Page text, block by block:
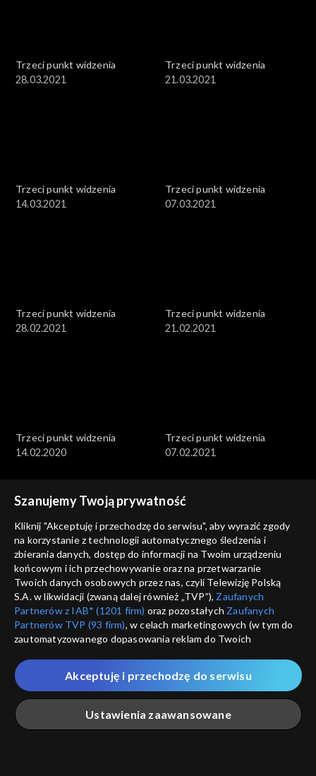
Trzeci punkt widzenia
28.03.2021
Trzeci punkt widzenia
21.03.2021
Trzeci punkt widzenia
14.03.2021
Trzeci punkt widzenia
07.03.2021
Trzeci punkt widzenia
28.02.2021
Trzeci punkt widzenia
21.02.2021
Trzeci punkt widzenia
14.02.2020
Trzeci punkt widzenia
07.02.2021
Trzeci punkt widzenia
31.01.2021
Trzeci punkt widzenia
24.01.2021
Trzeci punkt widzenia
17.01.2021
Trzeci punkt widzenia
10.01.2021
Szanujemy Twoją prywatność
Kliknij "Akceptuję i przechodzę do serwisu", aby wyrazić zgody
na korzystanie z technologii automatycznego śledzenia i
zbierania danych, dostęp do informacji na Twoim urządzeniu
końcowym i ich przechowywanie oraz na przetwarzanie
Twoich danych osobowych przez nas, czyli Telewizję Polską
S.A. w likwidacji (zwaną dalej również „TVP”), Zaufanych
Partnerów z IAB* (1201 firm) oraz pozostałych Zaufanych
Partnerów TVP (93 firm), w celach marketingowych (w tym do
zautomatyzowanego dopasowania reklam do Twoich
które wskazujemy poniżej, a także zgody na udostępnianie
przez nas identyfikatora PPID do Google.
Twoje dane osobowe zbierane podczas odwiedzania przez
Ciebie naszych
poszczególnych serwisówzwanych dalej
„Portalem”, w tym informacje zapisywane za pomocą
Ustawienia zaawansowane
Akceptuję i przechodzę do serwisu